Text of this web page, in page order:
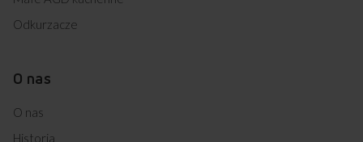
Odkurzacze
O nas
O nas
Historia